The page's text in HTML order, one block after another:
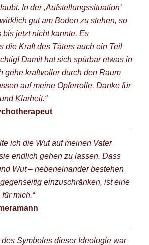
In der ‚Aufstellungssituation‘
gut am Boden zu stehen, so
bis jetzt nicht kannte. Es
die Kraft des Täters auch ein Teil
Damit hat sich spürbar etwas in
gehe kraftvoller durch den Raum
auf meine Opferrolle. Danke für
Klarheit.“
ich die Wut auf meinen Vater
endlich gehen zu lassen. Dass
Wut – nebeneinander bestehen
einzuschränken, ist eine
mich.“
des Symboles dieser Ideologie war